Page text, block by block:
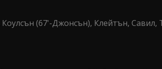
(67'-Джонсън), Клейтън, Савил,